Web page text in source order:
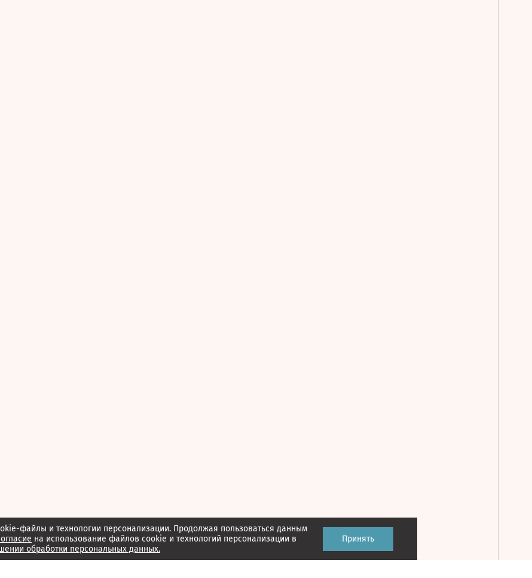
файлы и технологии персонализации. Продолжая пользоваться данным
на использование файлов cookie и технологий персонализации в
обработки персональных данных.
Принять